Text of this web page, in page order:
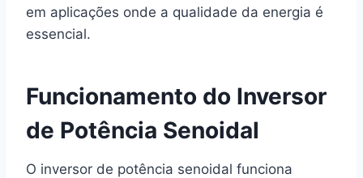
em aplicações onde a qualidade da energia é
essencial.
Funcionamento do Inversor
de Potência Senoidal
O inversor de potência senoidal funciona